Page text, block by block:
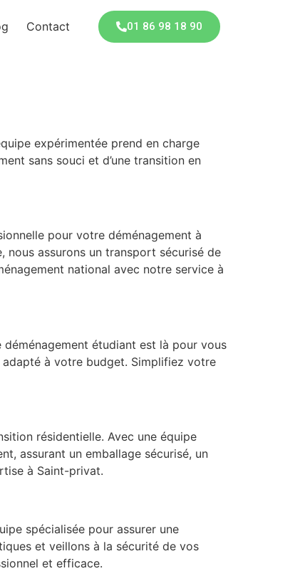
Contact 01 86 98 18 90
expérimentée prend en charge
sans souci et d’une transition en
pour votre déménagement à
nous assurons un transport sécurisé de
national avec notre service à
étudiant est là pour vous
à votre budget. Simplifiez votre
résidentielle. Avec une équipe
assurant un emballage sécurisé, un
à Saint-privat.
spécialisée pour assurer une
et veillons à la sécurité de vos
et efficace.